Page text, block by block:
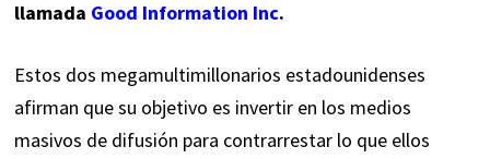
llamada Good Information Inc.
Estos dos megamultimillonarios estadounidenses
afirman que su objetivo es invertir en los medios
masivos de difusión para contrarrestar lo que ellos